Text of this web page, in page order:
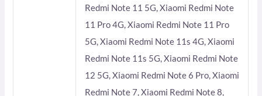
Redmi Note 11 5G, Xiaomi Redmi Note
11 Pro 4G, Xiaomi Redmi Note 11 Pro
5G, Xiaomi Redmi Note 11s 4G, Xiaomi
Redmi Note 11s 5G, Xiaomi Redmi Note
12 5G, Xiaomi Redmi Note 6 Pro, Xiaomi
Redmi Note 7, Xiaomi Redmi Note 8,